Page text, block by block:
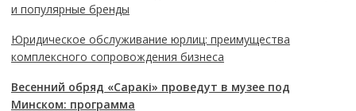
и популярные бренды
Юридическое обслуживание юрлиц: преимущества
комплексного сопровождения бизнеса
Весенний обряд «Саракі» проведут в музее под
Минском: программа